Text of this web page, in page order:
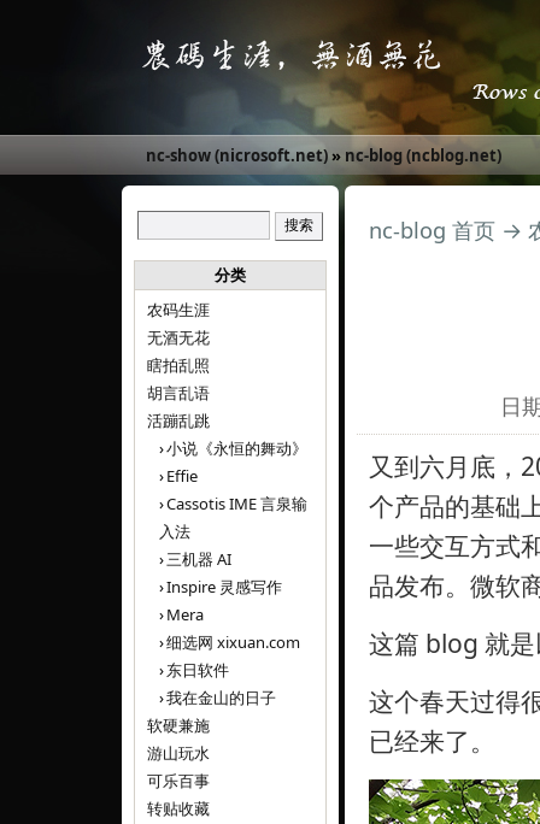
nc-show (nicrosoft.net)» nc-blog (ncblog.net)
分类
农码生涯
无酒无花
瞎拍乱照
胡言乱语
活蹦乱跳
小说《永恒的舞动》
Effie
Cassotis IME 言泉输
入法
三机器 AI
Inspire 灵感写作
Mera
细选网 xixuan.com
东日软件
我在金山的日子
软硬兼施
游山玩水
可乐百事
转贴收藏
nc-blog 首页 →
日
又到六月底，
个产品的基础
一些交互方式
品发布。微软
这篇 blog 就
这个春天过得
已经来了。